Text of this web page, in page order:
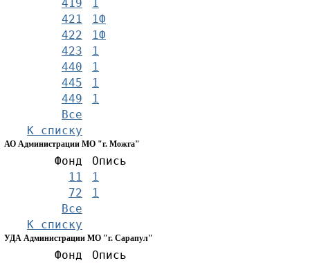
419
1
421
1Ф
422
1Ф
423
1
440
1
445
1
449
1
Все
К списку
АО Администрации МО "г. Можга"
Фонд
Опись
11
1
72
1
Все
К списку
УДА Администрации МО "г. Сарапул"
Фонд
Опись